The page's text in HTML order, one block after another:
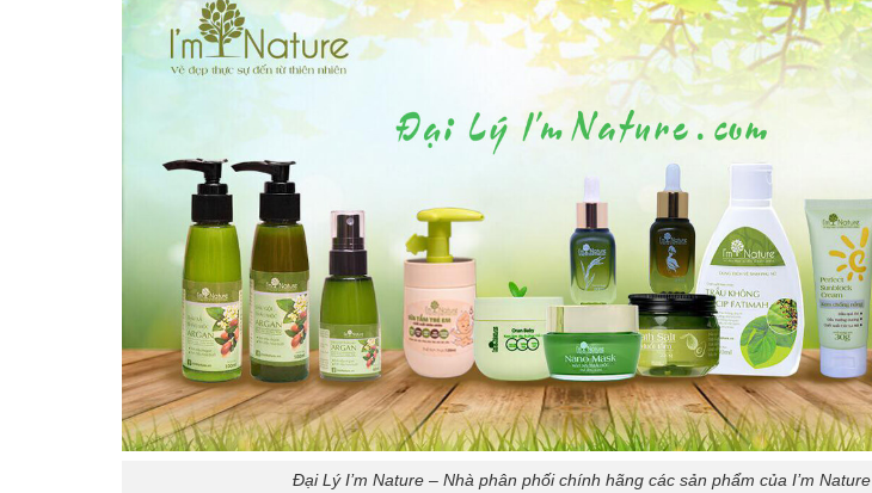
Đại Lý I’m Nature – Nhà phân phối chính hãng các sản phẩm của I’m Nature